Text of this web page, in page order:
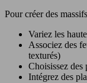
Pour créer des
Variez les
Associez des
texturés)
Choisissez des
Intégrez des